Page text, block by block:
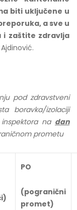
biti uključene u
a sve u
i zaštite zdravlja
pod zdravstveni
boravka/izolaciji
na dan
prometu
PO
(pogranični
promet)